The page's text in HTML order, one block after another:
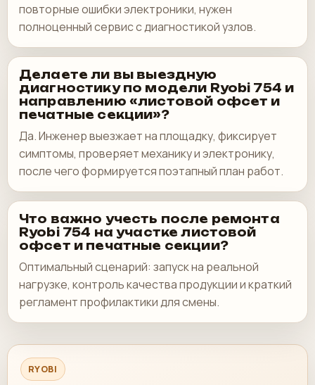
повторные ошибки электроники, нужен
полноценный сервис с диагностикой узлов.
Делаете ли вы выездную
диагностику по модели Ryobi 754 и
направлению «листовой офсет и
печатные секции»?
Да. Инженер выезжает на площадку, фиксирует
симптомы, проверяет механику и электронику,
после чего формируется поэтапный план работ.
Что важно учесть после ремонта
Ryobi 754 на участке листовой
офсет и печатные секции?
Оптимальный сценарий: запуск на реальной
нагрузке, контроль качества продукции и краткий
регламент профилактики для смены.
RYOBI